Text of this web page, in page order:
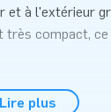
à l'extérieur
compact, ce
toboggan
Lire plus